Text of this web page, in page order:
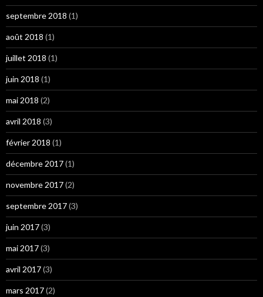
septembre 2018 (1)
août 2018 (1)
juillet 2018 (1)
juin 2018 (1)
mai 2018 (2)
avril 2018 (3)
février 2018 (1)
décembre 2017(1)
novembre 2017(2)
septembre 2017(3)
juin 2017(3)
mai 2017(3)
avril 2017(3)
mars 2017(2)